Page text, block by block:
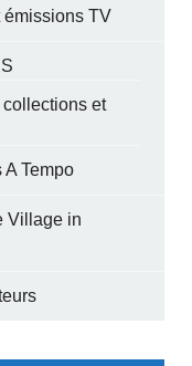
émissions TV
collections et
Tempo
Village in